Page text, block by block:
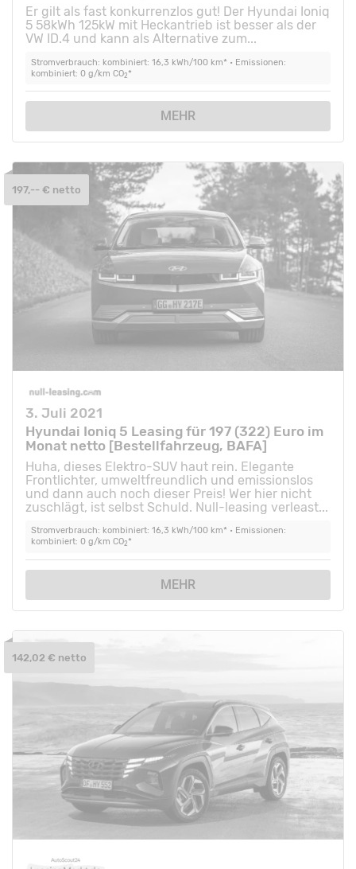
Er gilt als fast konkurrenzlos gut! Der Hyundai Ioniq
5 58kWh 125kW mit Heckantrieb ist besser als der
VW ID.4 und kann als Alternative zum...
Stromverbrauch: kombiniert: 16,3 kWh/100 km* • Emissionen:
kombiniert: 0 g/km CO2*
MEHR
3. Juli 2021
Hyundai Ioniq 5 Leasing für 197 (322) Euro im
Monat netto [Bestellfahrzeug, BAFA]
Huha, dieses Elektro-SUV haut rein. Elegante
Frontlichter, umweltfreundlich und emissionslos
und dann auch noch dieser Preis! Wer hier nicht
zuschlägt, ist selbst Schuld. Null-leasing verleast...
Stromverbrauch: kombiniert: 16,3 kWh/100 km* • Emissionen:
kombiniert: 0 g/km CO2*
MEHR
197,-- € netto
142,02 € netto